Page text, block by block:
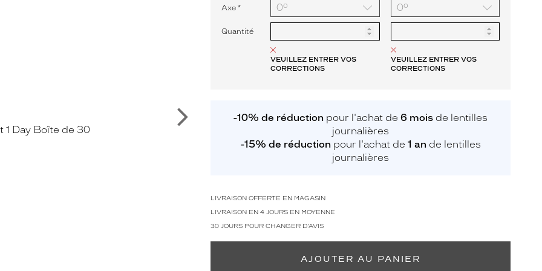
Suivant
Axe*
Quantité
VEUILLEZ ENTRER VOS
CORRECTIONS
VEUILLEZ ENTRER VOS
CORRECTIONS
-10% de réduction pour l'achat de6 mois de lentilles
journalières
-15% de réductionpour l'achat de 1 ande lentilles
journalières
LIVRAISON OFFERTE EN MAGASIN
LIVRAISON EN 4 JOURS EN MOYENNE
30 JOURS POUR CHANGER D'AVIS
AJOUTER AU PANIER